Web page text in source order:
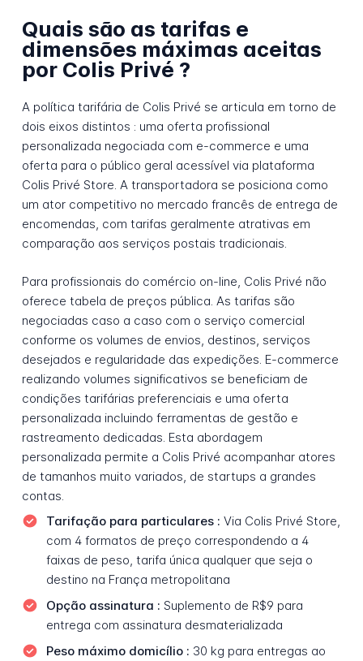
Quais são as tarifas e
dimensões máximas aceitas
por Colis Privé ?
A política tarifária de Colis Privé se articula em torno de
dois eixos distintos : uma oferta profissional
personalizada negociada com e-commerce e uma
oferta para o público geral acessível via plataforma
Colis Privé Store. A transportadora se posiciona como
um ator competitivo no mercado francês de entrega de
encomendas, com tarifas geralmente atrativas em
comparação aos serviços postais tradicionais.
Para profissionais do comércio on-line, Colis Privé não
oferece tabela de preços pública. As tarifas são
negociadas caso a caso com o serviço comercial
conforme os volumes de envios, destinos, serviços
desejados e regularidade das expedições. E-commerce
realizando volumes significativos se beneficiam de
condições tarifárias preferenciais e uma oferta
personalizada incluindo ferramentas de gestão e
rastreamento dedicadas. Esta abordagem
personalizada permite a Colis Privé acompanhar atores
de tamanhos muito variados, de startups a grandes
contas.
Tarifação para particulares : Via Colis Privé Store,
com 4 formatos de preço correspondendo a 4
faixas de peso, tarifa única qualquer que seja o
destino na França metropolitana
Opção assinatura : Suplemento de R$9 para
entrega com assinatura desmaterializada
Peso máximo domicílio : 30 kg para entregas ao